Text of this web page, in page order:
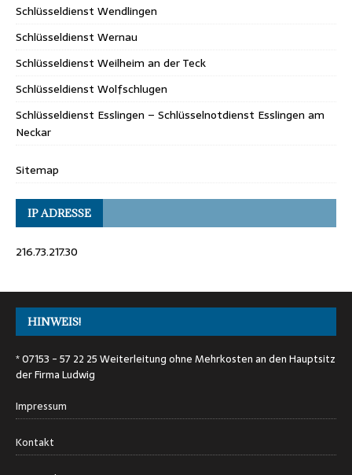
Schlüsseldienst Wendlingen
Schlüsseldienst Wernau
Schlüsseldienst Weilheim an der Teck
Schlüsseldienst Wolfschlugen
Schlüsseldienst Esslingen – Schlüsselnotdienst Esslingen am
Neckar
Sitemap
IP ADRESSE
216.73.217.30
HINWEIS!
* 07153 - 57 22 25 Weiterleitung ohne Mehrkosten an den Hauptsitz
der Firma Ludwig
Impressum
Kontakt